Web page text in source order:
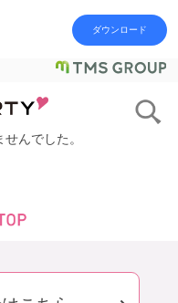
ダウンロード
んでした。